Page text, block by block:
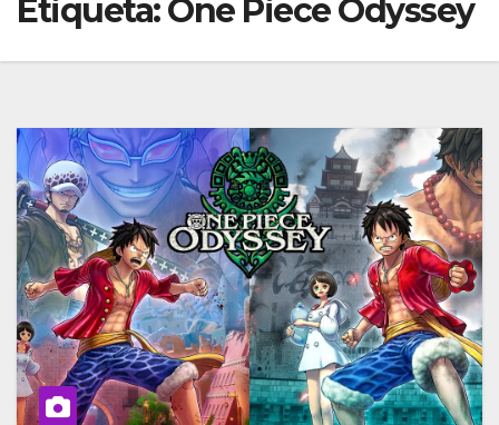
Etiqueta:One Piece Odyssey